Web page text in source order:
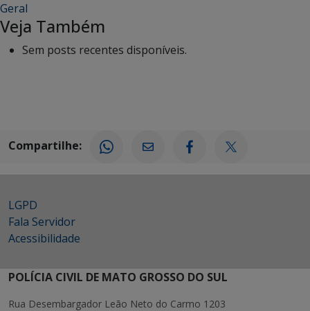
Geral
Veja Também
Sem posts recentes disponíveis.
Compartilhe:
LGPD
Fala Servidor
Acessibilidade
POLÍCIA CIVIL DE MATO GROSSO DO SUL
Rua Desembargador Leão Neto do Carmo 1203